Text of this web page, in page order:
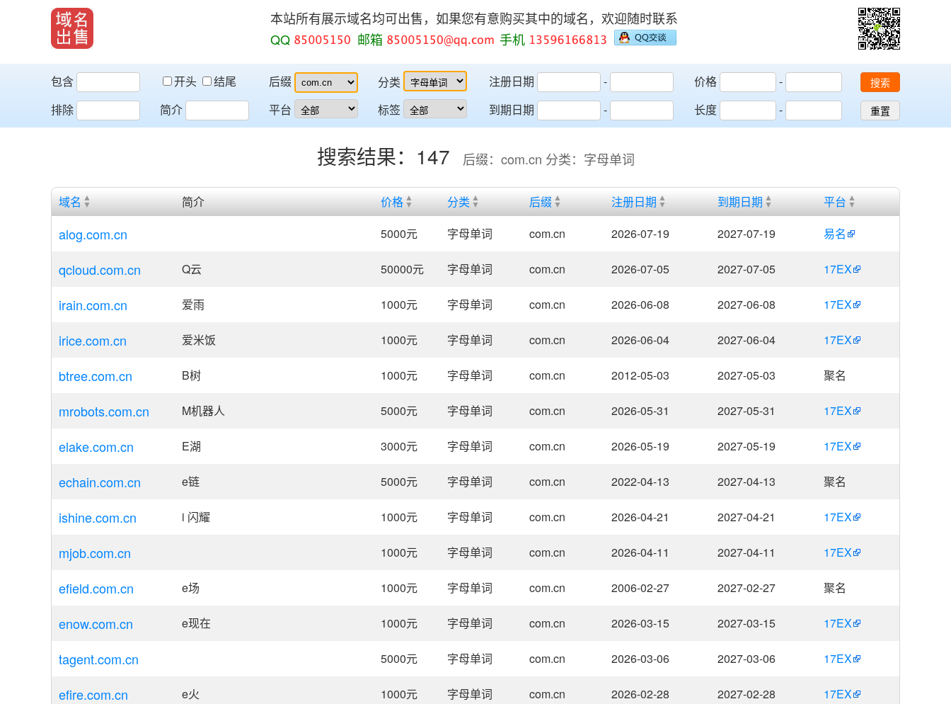
本站所有展示域名均可出售，如果您有意购买其中的域名，欢迎随时联系
QQ
邮箱 手机
包含 开头
结尾
排除
简介
后缀
平台
分类
标签
注册日期
-
到期日期
-
价格
-
长度
-
搜索
重置
搜索结果：147 后缀：com.cn 分类：字母单词
域名 简介 价格 分类 后缀 注册日期 到期日期 平台
alog.com.cn 5000元 字母单词 com.cn 2026-07-19 2027-07-19 易名
qcloud.com.cn Q云 50000元 字母单词 com.cn 2026-07-05 2027-07-05 17EX
irain.com.cn 爱雨 1000元 字母单词 com.cn 2026-06-08 2027-06-08 17EX
irice.com.cn 爱米饭 1000元 字母单词 com.cn 2026-06-04 2027-06-04 17EX
btree.com.cn B树 1000元 字母单词 com.cn 2012-05-03 2027-05-03 聚名
mrobots.com.cn M机器人 5000元 字母单词 com.cn 2026-05-31 2027-05-31 17EX
elake.com.cn E湖 3000元 字母单词 com.cn 2026-05-19 2027-05-19 17EX
echain.com.cn e链 5000元 字母单词 com.cn 2022-04-13 2027-04-13 聚名
ishine.com.cn i 闪耀 1000元 字母单词 com.cn 2026-04-21 2027-04-21 17EX
mjob.com.cn 1000元 字母单词 com.cn 2026-04-11 2027-04-11 17EX
efield.com.cn e场 1000元 字母单词 com.cn 2006-02-27 2027-02-27 聚名
enow.com.cn e现在 1000元 字母单词 com.cn 2026-03-15 2027-03-15 17EX
tagent.com.cn 5000元 字母单词 com.cn 2026-03-06 2027-03-06 17EX
efire.com.cn e火 1000元 字母单词 com.cn 2026-02-28 2027-02-28 17EX